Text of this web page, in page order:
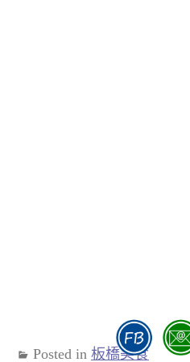
Posted in 板橋美食